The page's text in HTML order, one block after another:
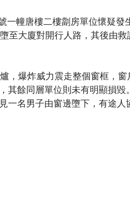
幢唐樓二樓劏房單位懷疑發
至大廈對開行人路，其後由救
，爆炸威力震走整個窗框，窗
其餘同層單位則未有明顯損毀
一名男子由窗邊墮下，有途人